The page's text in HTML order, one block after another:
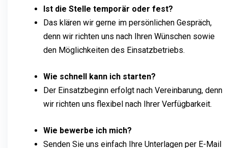
Ist die Stelle temporär oder fest?
Das klären wir gerne im persönlichen Gespräch,
denn wir richten uns nach Ihren Wünschen sowie
den Möglichkeiten des Einsatzbetriebs.
Wie schnell kann ich starten?
Der Einsatzbeginn erfolgt nach Vereinbarung, denn
wir richten uns flexibel nach Ihrer Verfügbarkeit.
Wie bewerbe ich mich?
Senden Sie uns einfach Ihre Unterlagen per E-Mail